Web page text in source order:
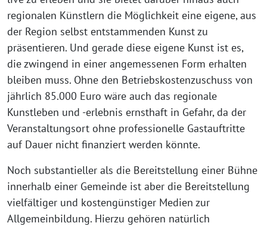
regionalen Künstlern die Möglichkeit eine eigene, aus
der Region selbst entstammenden Kunst zu
präsentieren. Und gerade diese eigene Kunst ist es,
die zwingend in einer angemessenen Form erhalten
bleiben muss. Ohne den Betriebskostenzuschuss von
jährlich 85.000 Euro wäre auch das regionale
Kunstleben und -erlebnis ernsthaft in Gefahr, da der
Veranstaltungsort ohne professionelle Gastauftritte
auf Dauer nicht finanziert werden könnte.
Noch substantieller als die Bereitstellung einer Bühne
innerhalb einer Gemeinde ist aber die Bereitstellung
vielfältiger und kostengünstiger Medien zur
Allgemeinbildung. Hierzu gehören natürlich